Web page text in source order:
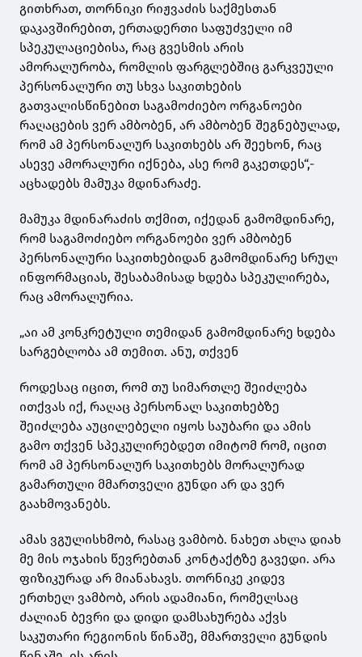
გითხრათ, თორნიკი რიჟვაძის საქმესთან
დაკავშირებით, ერთადერთი საფუძველი იმ
სპეკულაციებისა, რაც გვესმის არის
ამორალურობა, რომლის ფარგლებშიც გარკვეული
პერსონალური თუ სხვა საკითხების
გათვალისწინებით საგამოძიებო ორგანოები
რაღაცების ვერ ამბობენ, არ ამბობენ შეგნებულად,
რომ ამ პერსონალურ საკითხებს არ შეეხონ, რაც
ასევე ამორალური იქნება, ასე რომ გაკეთდეს“,-
აცხადებს მამუკა მდინარაძე.
მამუკა მდინარაძის თქმით, იქედან გამომდინარე,
რომ საგამოძიებო ორგანოები ვერ ამბობენ
პერსონალური საკითხებიდან გამომდინარე სრულ
ინფორმაციას, შესაბამისად ხდება სპეკულირება,
რაც ამორალურია.
„აი ამ კონკრეტული თემიდან გამომდინარე ხდება
სარგებლობა ამ თემით. ანუ, თქვენ
როდესაც იცით, რომ თუ სიმართლე შეიძლება
ითქვას იქ, რაღაც პერსონალ საკითხებზე
შეიძლება აუცილებელი იყოს საუბარი და ამის
გამო თქვენ სპეკულირებდეთ იმიტომ რომ, იცით
რომ ამ პერსონალურ საკითხებს მორალურად
გამართული მმართველი გუნდი არ და ვერ
გაახმოვანებს.
ამას ვგულისხმობ, რასაც ვამბობ. ნახეთ ახლა დიახ
მე მის ოჯახის წევრებთან კონტაქტზე გავედი. არა
ფიზიკურად არ მიანახავს. თორნიკე კიდევ
ერთხელ ვამბობ, არის ადამიანი, რომელსაც
ძალიან ბევრი და დიდი დამსახურება აქვს
საკუთარი რეგიონის წინაშე, მმართველი გუნდის